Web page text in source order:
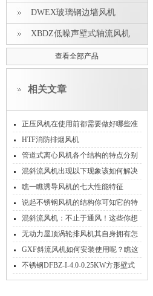
DWEX玻璃钢边墙风机
XBDZ低噪声壁式轴流风机
查看全部产品
相关文章
正压风机在使用前都需要做好哪些准
备！
HTF消防排烟风机
管道式离心风机各个结构的特点分别
是什么
混斜流风机出现以下现象该如何解决
呢？
瞧一瞧诱导风机的七大性能特征
说起不锈钢风机的结构你可知它的特
点是什么？
混斜流风机：不止于通风！这些你想
不到的领域，它早已成核心担当
无动力屋顶涡轮排风机其自身拥有怎
样的优点呢？
GXF斜流风机如何安装使用呢？瞧这
里！
不锈钢DFBZ-I-4.0-0.25KW方形壁式
轴流风机